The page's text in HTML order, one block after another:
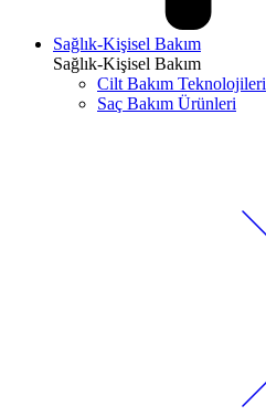
Sağlık-Kişisel Bakım
Sağlık-Kişisel Bakım
Cilt Bakım Teknolojileri
Saç Bakım Ürünleri